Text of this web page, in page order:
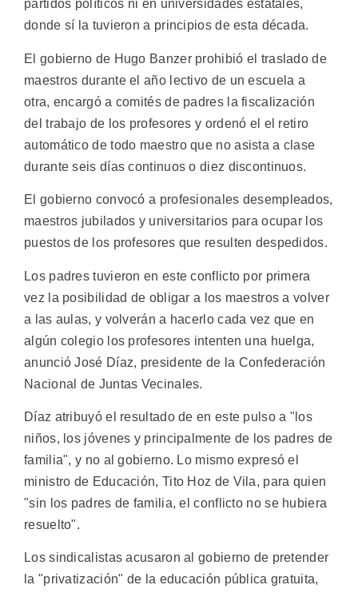
partidos políticos ni en universidades estatales,
donde sí la tuvieron a principios de esta década.
El gobierno de Hugo Banzer prohibió el traslado de
maestros durante el año lectivo de un escuela a
otra, encargó a comités de padres la fiscalización
del trabajo de los profesores y ordenó el el retiro
automático de todo maestro que no asista a clase
durante seis días continuos o diez discontinuos.
El gobierno convocó a profesionales desempleados,
maestros jubilados y universitarios para ocupar los
puestos de los profesores que resulten despedidos.
Los padres tuvieron en este conflicto por primera
vez la posibilidad de obligar a los maestros a volver
a las aulas, y volverán a hacerlo cada vez que en
algún colegio los profesores intenten una huelga,
anunció José Díaz, presidente de la Confederación
Nacional de Juntas Vecinales.
Díaz atribuyó el resultado de en este pulso a "los
niños, los jóvenes y principalmente de los padres de
familia", y no al gobierno. Lo mismo expresó el
ministro de Educación, Tito Hoz de Vila, para quien
"sin los padres de familia, el conflicto no se hubiera
resuelto".
Los sindicalistas acusaron al gobierno de pretender
la "privatización" de la educación pública gratuita,